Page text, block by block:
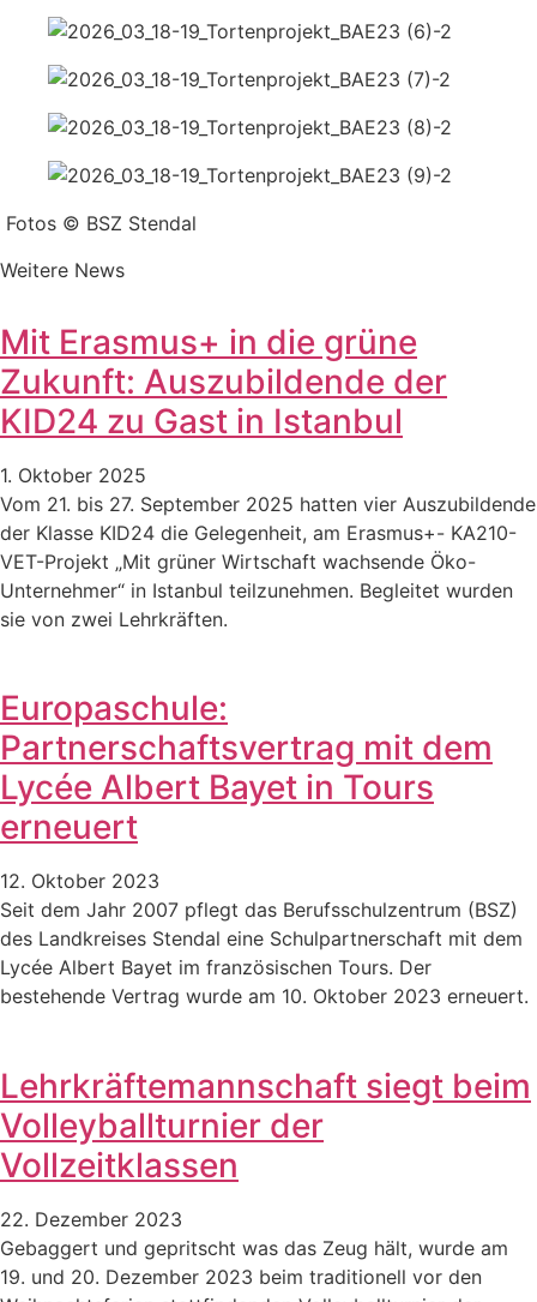
Fotos © BSZ Stendal
Weitere News
Mit Erasmus+ in die grüne
Zukunft: Auszubildende der
KID24 zu Gast in Istanbul
1. Oktober 2025
Vom 21. bis 27. September 2025 hatten vier Auszubildende
der Klasse KID24 die Gelegenheit, am Erasmus+- KA210-
VET-Projekt „Mit grüner Wirtschaft wachsende Öko-
Unternehmer“ in Istanbul teilzunehmen. Begleitet wurden
sie von zwei Lehrkräften.
Europaschule:
Partnerschaftsvertrag mit dem
Lycée Albert Bayet in Tours
erneuert
12. Oktober 2023
Seit dem Jahr 2007 pflegt das Berufsschulzentrum (BSZ)
des Landkreises Stendal eine Schulpartnerschaft mit dem
Lycée Albert Bayet im französischen Tours. Der
bestehende Vertrag wurde am 10. Oktober 2023 erneuert.
Lehrkräftemannschaft siegt beim
Volleyballturnier der
Vollzeitklassen
22. Dezember 2023
Gebaggert und gepritscht was das Zeug hält, wurde am
19. und 20. Dezember 2023 beim traditionell vor den